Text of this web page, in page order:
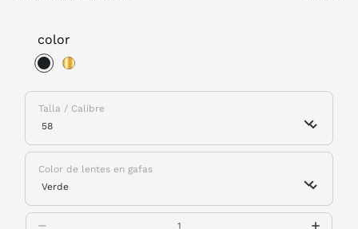
color
Talla / Calibre
Color de lentes en gafas